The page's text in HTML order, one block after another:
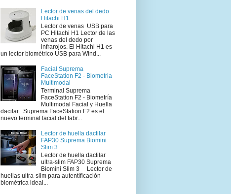
Lector de venas del dedo
Hitachi H1
Lector de venas USB para
PC Hitachi H1 Lector de las
venas del dedo por
infrarojos. El Hitachi H1 es
un lector biométrico USB para Wind...
Facial Suprema
FaceStation F2 - Biometria
Multimodal
Terminal Suprema
FaceStation F2 - Biometría
Multimodal Facial y Huella
dacilar Suprema FaceStation F2 es el
nuevo terminal facial del fabr...
Lector de huella dactilar
FAP30 Suprema Biomini
Slim 3
Lector de huella dactilar
ultra-slim FAP30 Suprema
Biomini Slim 3 Lector de
huellas ultra-slim para autentificación
biométrica ideal...